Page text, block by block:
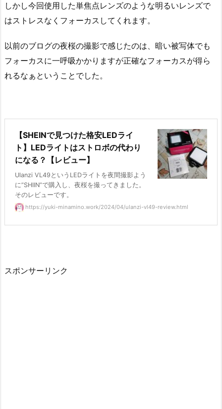
しかし今回使用した単焦点レンズのような明るいレンズで
はストレスなくフォーカスしてくれます。
以前のブログの夜桜の撮影で感じたのは、暗い被写体でも
フォーカスに一呼吸かかりますが正確なフォーカスが得ら
れるなぁということでした。
【SHEINで見つけた格安LEDライ
ト】LEDライトはストロボの代わり
になる？【レビュー】
Ulanzi VL49というLEDライトを夜間撮影よう
に”SHIIN”で購入し、夜桜を撮ってきました。
そのレビューです。
https://yuki-minamino.work/2024/04/ulanzi-vl49-review.html
スポンサーリンク